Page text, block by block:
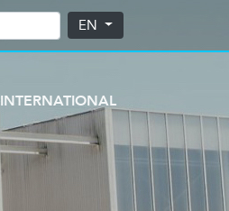
EN
INTERNATIONAL